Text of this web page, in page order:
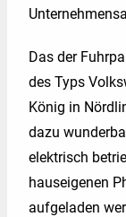
Das der
des Typs
König in
dazu
elektrisch
hauseigenen
aufgeladen